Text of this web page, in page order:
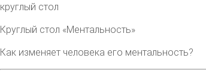
круглый стол
Круглый стол «Ментальность»
Как изменяет человека его ментальность?